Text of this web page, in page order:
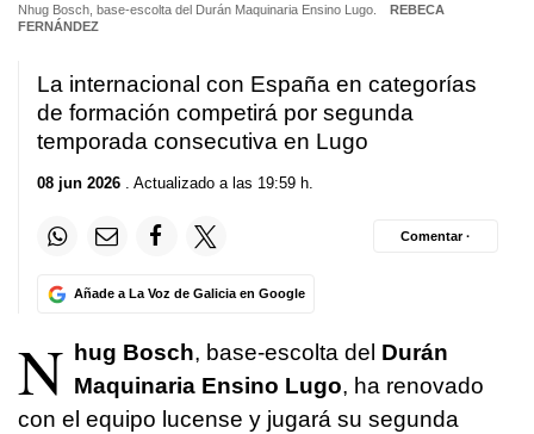
Nhug Bosch, base-escolta del Durán Maquinaria Ensino Lugo.
REBECA
FERNÁNDEZ
La internacional con España en categorías
de formación competirá por segunda
temporada consecutiva en Lugo
08 jun 2026 . Actualizado a las 19:59 h.
Añade a La Voz de Galicia en Google
Comentar ·
N hug Bosch, base-escolta del Durán
Maquinaria Ensino Lugo, ha renovado
con el equipo lucense y jugará su segunda